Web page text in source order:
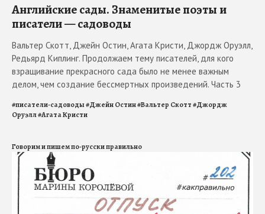
Английские сады. Знаменитые поэты и
писатели — садоводы
Вальтер Скотт, Джейн Остин, Агата Кристи, Джордж Оруэлл,
Редьярд Киплинг. Продолжаем тему писателей, для кого
взращивание прекрасного сада было не менее важным
делом, чем создание бессмертных произведений. Часть 3
#писатели-садоводы#Джейн Остин#Вальтер Скотт#Джордж
Оруэлл#Агата Кристи
Говорим и пишем по-русски правильно